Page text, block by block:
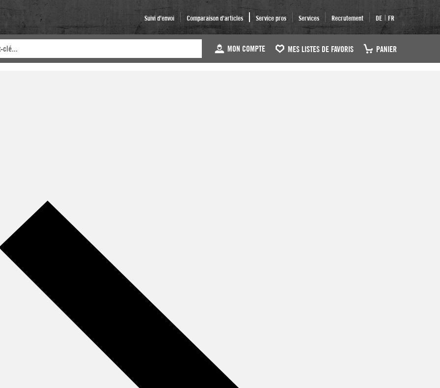
Suivi d'envoi Comparaison d'articles Service pros Services Recrutement DE | FR
MON COMPTE MES LISTES DE FAVORIS PANIER